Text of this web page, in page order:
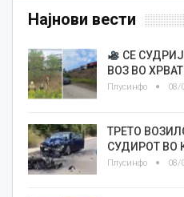
Најнови вести
СЕ
ВОЗ ВО
Плусинфо 08/
ТРЕТО
СУДИРОТ ВО
Плусинфо 08/